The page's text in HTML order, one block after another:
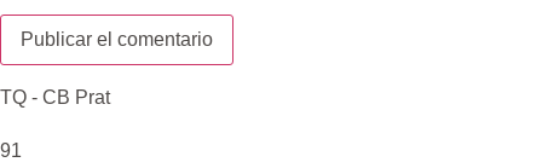
TQ - CB Prat
91